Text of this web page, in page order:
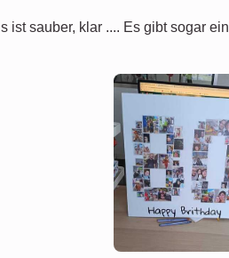
ist sauber, klar .... Es gibt sogar ein